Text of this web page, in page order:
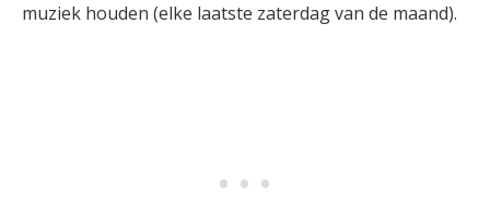
muziek houden (elke laatste zaterdag van de maand).